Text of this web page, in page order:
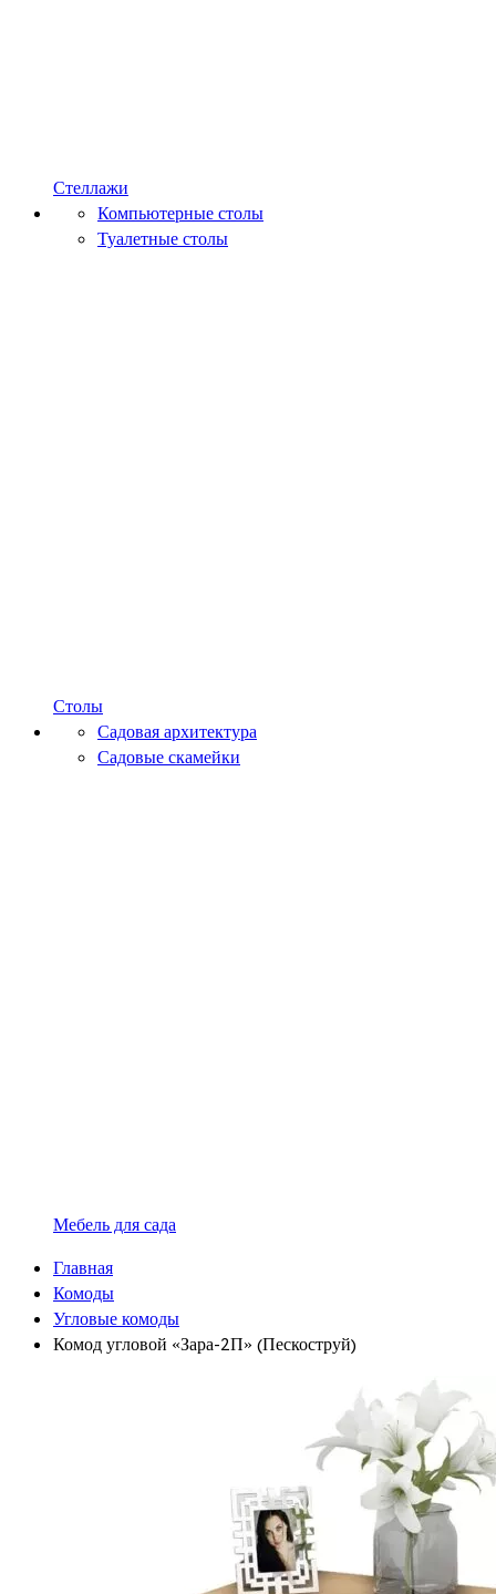
Стеллажи
Компьютерные столы
Туалетные столы
Столы
Садовая архитектура
Садовые скамейки
Мебель для сада
Главная
Комоды
Угловые комоды
Комод угловой «Зара-2П» (Пескоструй)